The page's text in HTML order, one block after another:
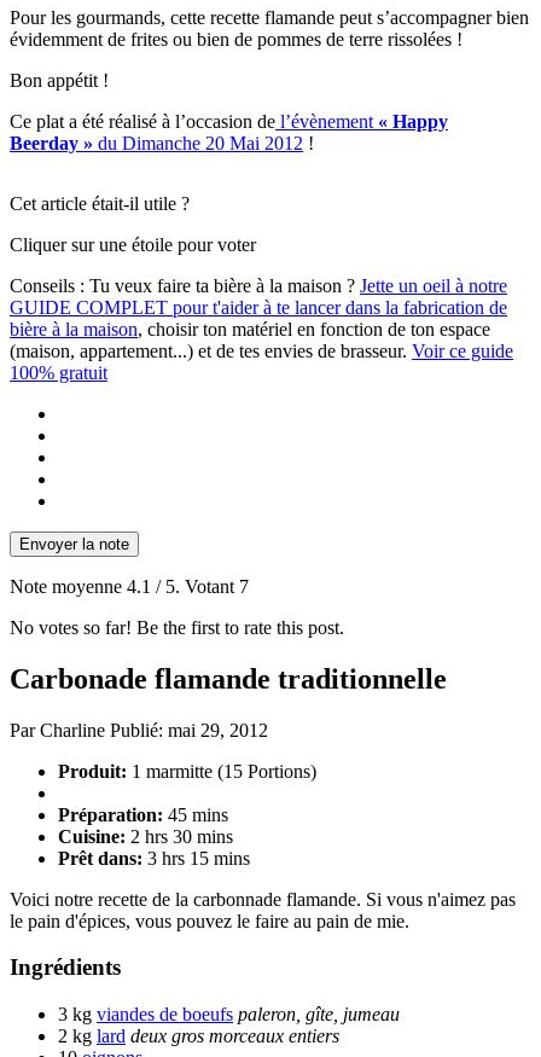
Pour les gourmands, cette recette flamande peut s’accompagner bien
évidemment de frites ou bien de pommes de terre rissolées !
Bon appétit !
Ce plat a été réalisé à l’occasion de l’évènement « Happy
Beerday » du Dimanche 20 Mai 2012 !
Cet article était-il utile ?
Cliquer sur une étoile pour voter
Conseils : Tu veux faire ta bière à la maison ? Jette un oeil à notre
GUIDE COMPLET pour t'aider à te lancer dans la fabrication de
bière à la maison, choisir ton matériel en fonction de ton espace
(maison, appartement...) et de tes envies de brasseur. Voir ce guide
100% gratuit
Envoyer la note
Note moyenne 4.1 / 5. Votant 7
No votes so far! Be the first to rate this post.
Carbonade flamande traditionnelle
ParCharline Publié: mai 29, 2012
Produit: 1 marmitte (15 Portions)
Préparation: 45 mins
Cuisine: 2 hrs 30 mins
Prêt dans: 3 hrs 15 mins
Voici notre recette de la carbonnade flamande. Si vous n'aimez pas
le pain d'épices, vous pouvez le faire au pain de mie.
Ingrédients
3 kg viandes de boeufs paleron, gîte, jumeau
2 kg lard deux gros morceaux entiers